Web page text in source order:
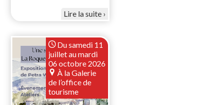
Lire la suite
Du samedi 11
juillet au mardi
06 octobre 2026
À la Galerie
de l’office de
tourisme